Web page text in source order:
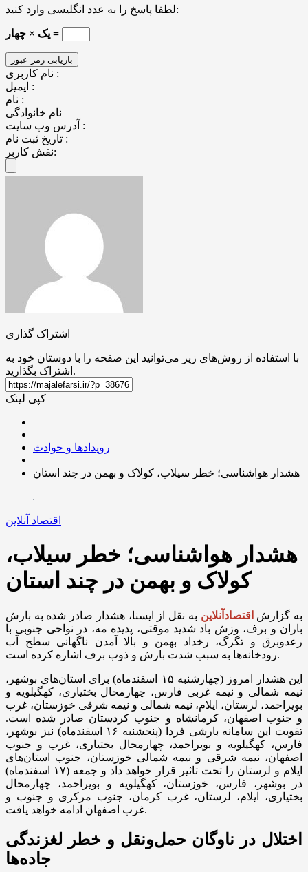
لطفا پاسخ را به عدد انگلیسی وارد کنید:
یک × چهار =
نام کاربری :
ایمیل :
نام :
نام خانوادگی
آدرس وب سایت :
تاریخ ثبت نام :
نقش کاربر:
اشتراک گذاری
با استفاده از روش‌های زیر می‌توانید این صفحه را با دوستان خود به
اشتراک بگذارید.
کپی لینک
رویدادها و حوادث
هشدار هواشناسی؛ خطر سیلاب، کولاک و بهمن در چند استان
اقتصاد آنلاین
هشدار هواشناسی؛ خطر سیلاب،
کولاک و بهمن در چند استان
به گزارش اقتصادآنلاین به نقل از ایسنا، هشدار صادر شده به بارش
باران و برف، وزش باد شدید موقتی، پدیده مه، در نواحی جنوبی با
رعدوبرق و تگرگ، رخداد بهمن و بالا آمدن ناگهانی سطح آب
رودخانه‌ها به سبب شدت بارش و ذوب برف اشاره کرده است.
این هشدار امروز (چهارشنبه ۱۵ اسفندماه) برای استان‌های بوشهر،
نیمه شمالی و نیمه غربی فارس، چهارمحال بختیاری، کهگیلویه و
بویراحمد، لرستان، ایلام، نیمه شمالی و نیمه شرقی خوزستان، غرب
و جنوب اصفهان، کرمانشاه و جنوب کردستان صادر شده است.
تقویت این سامانه بارشی فردا (پنجشنبه ۱۶ اسفندماه) نیز بوشهر،
فارس، کهگیلویه و بویراحمد، چهارمحال بختیاری، غرب و جنوب
اصفهان، نیمه شرقی و نیمه شمالی خوزستان، جنوب استان‌های
ایلام و لرستان را تحت تاثیر قرار خواهد داد و جمعه (۱۷ اسفندماه)
در بوشهر، فارس، خوزستان، کهگیلویه و بویراحمد، چهارمحال
بختیاری، ایلام، لرستان، غرب کرمان، جنوب مرکزی و جنوب و
غرب اصفهان ادامه خواهد یافت.
اختلال در ناوگان حمل‌ونقل و خطر لغزندگی
جاده‌ها